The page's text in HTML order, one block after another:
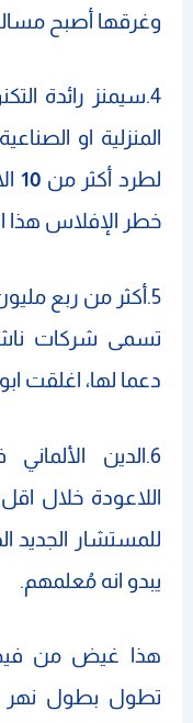
وغرقها أصبح
4.سيمنز رائدة
المنزلية او
لطرد أكثر من 10
خطر الإفلاس هذا
5.أكثر من ربع
تسمى شركات
دعما لها، اغلقت
6.الدين
اللاعودة خلال
للمستشار الجديد
يبدو انه مُعلمهم.
هذا غيض من
تطول بطول نهر